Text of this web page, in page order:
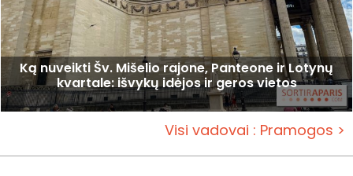
Ką nuveikti Šv. Mišelio rajone, Panteone ir Lotynų
kvartale: išvykų idėjos ir geros vietos
Visi vadovai : Pramogos >